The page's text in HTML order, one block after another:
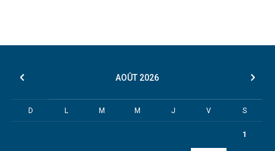
AOÛT 2026
D L M M J V S
1